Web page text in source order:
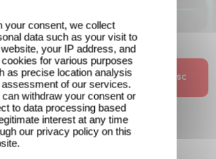
sortie pour le nouveau
de Franck Dubosc
sur le nouveau film de Franck Dubosc
your consent, we collect
data such as your visit to
your IP address, and
for various purposes
as precise location analysis
assessment of our services.
can withdraw your consent or
to data processing based
interest at any time
our privacy policy on this